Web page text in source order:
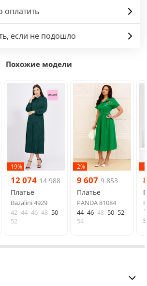
оплатить
если не подошло
Похожие модели
-19%
12 074 14 988
Платье
Bazalini 4929
42 44 46 48 50
52
-2%
9 607 9 853
Платье
PANDA 81084
44 46 48 50 52
54
-